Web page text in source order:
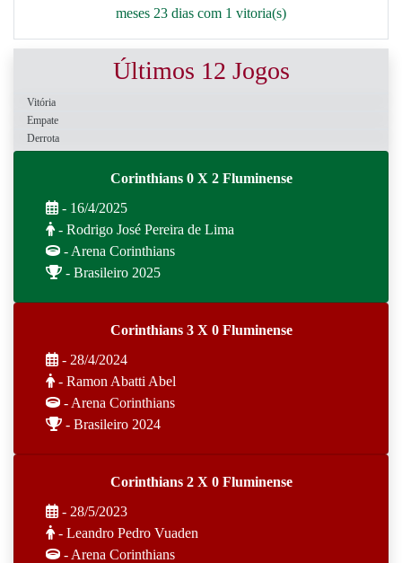
meses 23 dias com 1 vitoria(s)
Últimos 12 Jogos
Vitória
Empate
Derrota
Corinthians 0 X 2 Fluminense
- 16/4/2025
- Rodrigo José Pereira de Lima
- Arena Corinthians
- Brasileiro 2025
Corinthians 3 X 0 Fluminense
- 28/4/2024
- Ramon Abatti Abel
- Arena Corinthians
- Brasileiro 2024
Corinthians 2 X 0 Fluminense
- 28/5/2023
- Leandro Pedro Vuaden
- Arena Corinthians